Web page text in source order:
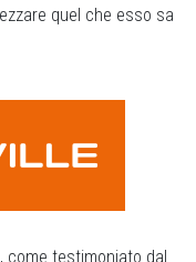
quel che esso sa
come testimoniato dal